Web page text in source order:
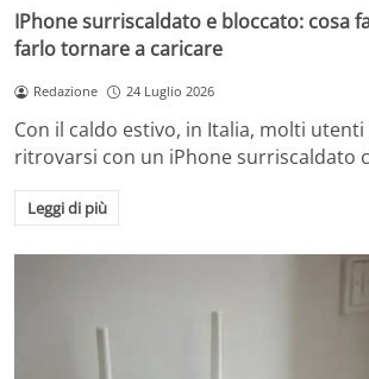
IPhone surriscaldato e bloccato: cosa
farlo tornare a caricare
Redazione 24 Luglio 2026
Con il caldo estivo, in Italia, molti
ritrovarsi con un iPhone surriscaldato
Leggi di più